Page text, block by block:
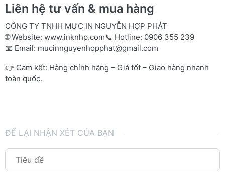
Liên hệ tư vấn & mua hàng
CÔNG TY TNHH MỰC IN NGUYỄN HỢP PHÁT
🌐 Website: www.inknhp.com📞 Hotline: 0906 355 239
📧 Email: mucinnguyenhopphat@gmail.com
👉 Cam kết: Hàng chính hãng – Giá tốt – Giao hàng nhanh
toàn quốc.
ĐỂ LẠI NHẬN XÉT CỦA BẠN